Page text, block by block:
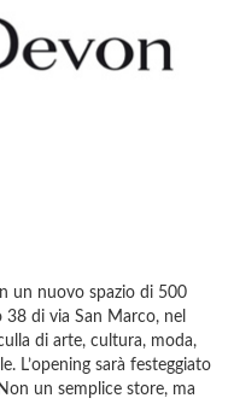
un nuovo spazio di 500
di via San Marco, nel
di arte, cultura, moda,
L’opening sarà festeggiato
un semplice store, ma